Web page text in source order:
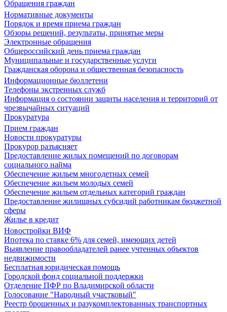
Обращения граждан
Нормативные документы
Порядок и время приема граждан
Обзоры решений, результаты, принятые меры
Электронные обращения
Общероссийский день приема граждан
Муниципальные и государственные услуги
Гражданская оборона и общественная безопасность
Информационные бюллетени
Телефоны экстренных служб
Информация о состоянии защиты населения и территорий от
чрезвычайных ситуаций
Прокуратура
Прием граждан
Новости прокуратуры
Прокурор разъясняет
Предоставление жилых помещений по договорам
социального найма
Обеспечение жильем многодетных семей
Обеспечение жильем молодых семей
Обеспечение жильем отдельных категорий граждан
Предоставление жилищных субсидий работникам бюджетной
сферы
Жилье в кредит
Новостройки ВИФ
Ипотека по ставке 6% для семей, имеющих детей
Выявление правообладателей ранее учтенных объектов
недвижимости
Бесплатная юридическая помощь
Городской фонд социальной поддержки
Отделение ПФР по Владимирской области
Голосование "Народный участковый"
Реестр брошенных и разукомплектованных транспортных